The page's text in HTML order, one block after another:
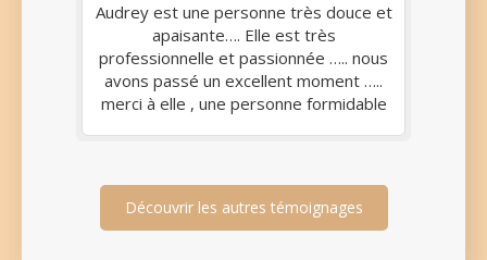
Audrey est une personne très douce et
apaisante…. Elle est très
professionnelle et passionnée ….. nous
avons passé un excellent moment …..
merci à elle , une personne formidable
Découvrir les autres témoignages